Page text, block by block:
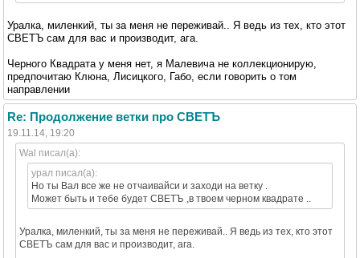
Уралка, миленкий, ты за меня не переживай.. Я ведь из тех, кто этот
СВЕТЪ сам для вас и производит, ага.
Черного Квадрата у меня нет, я Малевича не коллекционирую,
предпочитаю Клюна, Лисицкого, Габо, если говорить о том
направлении
Re: Продолжение ветки про СВЕТЪ
19.11.14, 19:20
Wal писал(а):
урал писал(а):
Но ты Вал все же не отчаивайси и заходи на ветку .
Может быть и тебе будет СВЕТЪ ,в твоем черном квадрате ..
Уралка, миленкий, ты за меня не переживай.. Я ведь из тех, кто этот
СВЕТЪ сам для вас и производит, ага.